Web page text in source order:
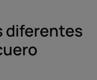
diferentes